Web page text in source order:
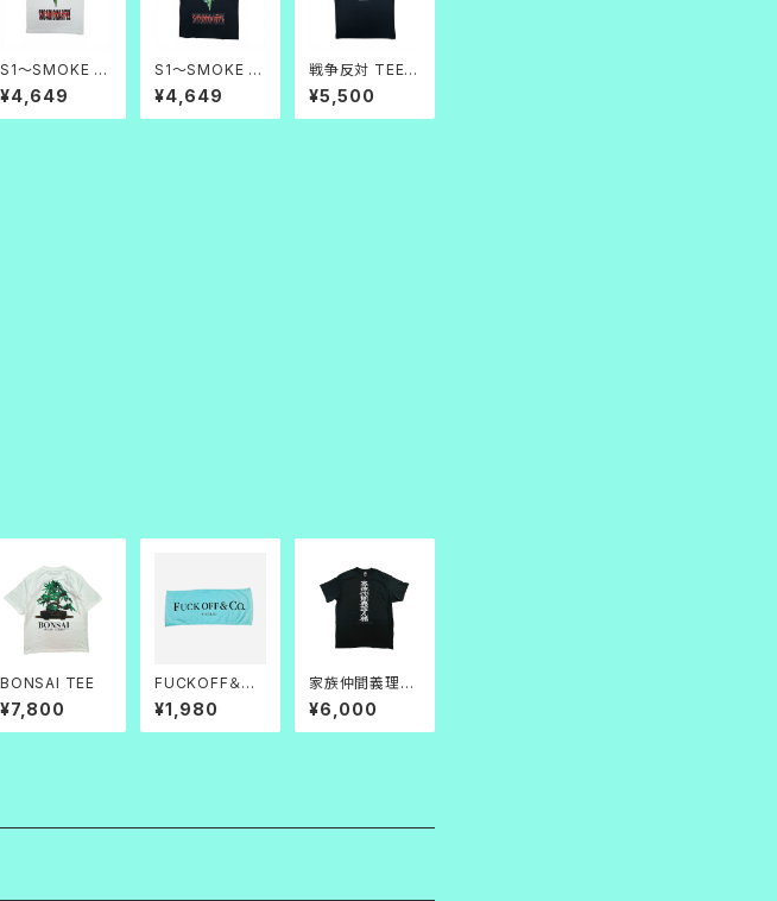
S1～SMOKE 1
～ TEE 天白
¥4,649
S1～SMOKE 1
～ TEE 天黒
¥4,649
戦争反対 TEE_
黒
¥5,500
BONSAI TEE
¥7,800
FUCKOFF＆C
O.フェイスタオル
¥1,980
家族仲間義理人
情 TEE_黒
¥6,000